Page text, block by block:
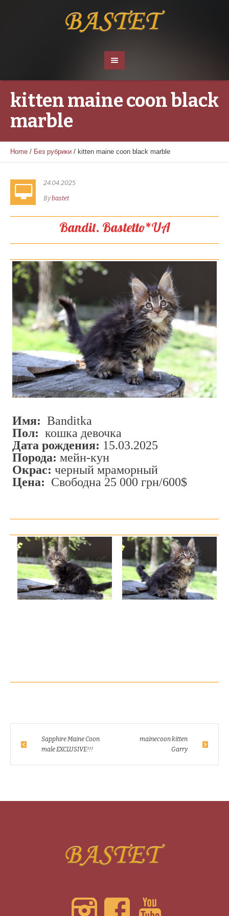
kitten maine coon black
marble
Home / Без рубрики / kitten maine coon black marble
24.04.2025
Bybastet
Bandit. Bastetto*UA
Имя: Banditka
Пол: кошка девочка
Дата рождения: 15.03.2025
Порода: мейн-кун
Окрас: черный мраморный
Цена: Свободна 25 000 грн/600$
Sapphire Maine Coon
male EXCLUSIVE!!!
mainecoon kitten
Garry